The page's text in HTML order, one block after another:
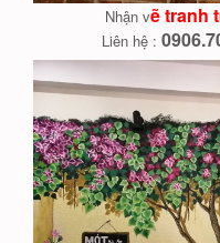
Nhận vẽ tranh
Liên hệ :